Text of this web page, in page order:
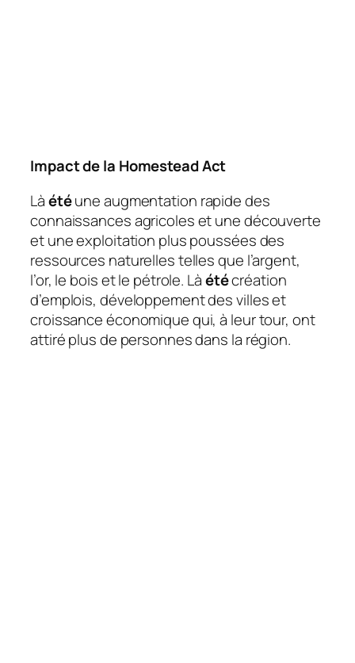
Impact de la Homestead Act
Làétéune augmentation rapide des
connaissances agricoles et une découverte
et une exploitation plus poussées des
ressources naturelles telles que l’argent,
l’or, le bois et le pétrole. Làétécréation
d’emplois, développement des villes et
croissance économique qui, à leur tour, ont
attiré plus de personnes dans la région.